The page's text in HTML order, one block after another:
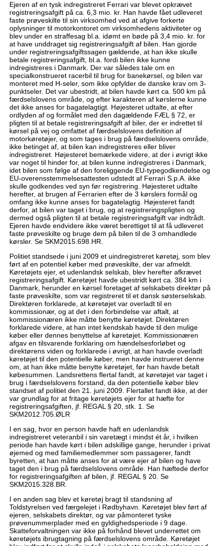
Ejeren af en tysk indregistreret Ferrari var blevet opkrævet
registreringsafgift på ca. 6,3 mio. kr. Han havde fået udleveret
faste prøveskilte til sin virksomhed ved at afgive forkerte
oplysninger til motorkontoret om virksomhedens aktiviteter og
blev under en straffesag bl.a. idømt en bøde på 3,4 mio. kr. for
at have unddraget sig registreringsafgift af bilen. Han gjorde
under registreringsafgiftssagen gældende, at han ikke skulle
betale registreringsafgift, bl.a. fordi bilen ikke kunne
indregistreres i Danmark. Der var således tale om en
specialkonstrueret racerbil til brug for banekørsel, og bilen var
monteret med H-seler, som ikke opfylder de danske krav om 3-
punktseler. Det var ubestridt, at bilen havde kørt ca. 500 km på
færdselslovens område, og efter karakteren af kørslerne kunne
det ikke anses for bagatelagtigt. Højesteret udtalte, at efter
ordlyden af og formålet med den dagældende FÆL § 72, er
pligten til at betale registreringsafgift af biler, der er indrettet til
kørsel på vej og omfattet af færdselslovens definition af
motorkøretøjer, og som tages i brug på færdselslovens område,
ikke betinget af, at bilen kan indregistreres eller bliver
indregistreret. Højesteret bemærkede videre, at der i øvrigt ikke
var noget til hinder for, at bilen kunne indregistreres i Danmark,
idet bilen som følge af den foreliggende EU-typegodkendelse og
EU-overensstemmelsesattesten udstedt af Ferrari S.p.A. ikke
skulle godkendes ved syn før registrering. Højesteret udtalte
herefter, at brugen af Ferrarien efter de 3 kørslers formål og
omfang ikke kunne anses for bagatelagtig. Højesteret fandt
derfor, at bilen var taget i brug, og at registreringspligten og
dermed også pligten til at betale registreringsafgift var indtrådt.
Ejeren havde endvidere ikke været berettiget til at få udleveret
faste prøveskilte og bruge dem på bilen til de 3 omhandlede
kørsler. Se SKM2015.698.HR.
Politiet standsede i juni 2009 et uindregistreret køretøj, som blev
ført af en potentiel køber med prøveskilte, der var afmeldt.
Køretøjets ejer, et udenlandsk selskab, blev herefter afkrævet
registreringsafgift. Køretøjet havde ubestridt kørt ca. 384 km i
Danmark, herunder en kørsel foretaget af selskabets direktør på
faste prøveskilte, som var registreret til et dansk søsterselskab.
Direktøren forklarede, at køretøjet var overladt til en
kommissionær, og at det i den forbindelse var aftalt, at
kommissionæren ikke måtte benytte køretøjet. Direktøren
forklarede videre, at han intet kendskab havde til den mulige
køber eller dennes benyttelse af køretøjet. Kommissionæren
afgav en tilsvarende forklaring om hændelsesforløbet og
direktørens viden og forklarede i øvrigt, at han havde overladt
køretøjet til den potentielle køber, men havde instrueret denne
om, at han ikke måtte benytte køretøjet, før han havde betalt
købesummen. Landsrettens flertal fandt, at køretøjet var taget i
brug i færdselslovens forstand, da den potentielle køber blev
standset af politiet den 21. juni 2009. Flertallet fandt ikke, at der
var grundlag for at fritage køretøjets ejer for at hæfte for
registreringsafgiften, jf. REGAL § 20, stk. 1. Se
SKM2012.705.ØLR
I en sag, hvor en person havde haft en udenlandsk
indregistreret veteranbil i sin varetægt i mindst ét år, i hvilken
periode han havde kørt i bilen adskillige gange, herunder i privat
øjemed og med familiemedlemmer som passagerer, fandt
byretten, at han måtte anses for at være ejer af bilen og have
taget den i brug på færdselslovens område. Han hæftede derfor
for registreringsafgiften af bilen, jf. REGAL § 20. Se
SKM2015.328.BR.
I en anden sag blev et køretøj bragt til standsning af
Toldstyrelsen ved færgelejet i Rødbyhavn. Køretøjet blev ført af
ejeren, selskabets direktør, og var påmonteret tyske
prøvenummerplader med en gyldighedsperiode i 9 dage.
Skatteforvaltningen var ikke på forhånd blevet underrettet om
køretøjets ibrugtagning på færdselslovens område. Køretøjet